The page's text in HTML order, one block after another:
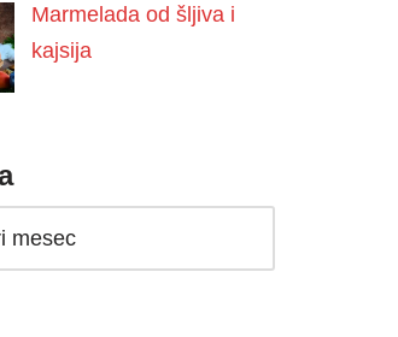
Marmelada od šljiva i
kajsija